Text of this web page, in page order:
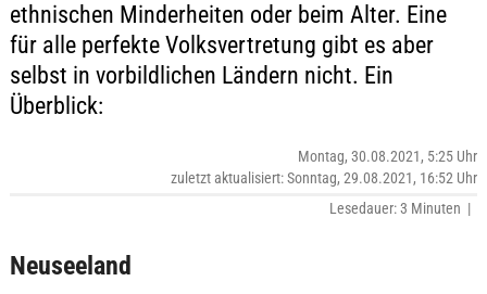
ethnischen Minderheiten oder beim Alter. Eine
für alle perfekte Volksvertretung gibt es aber
selbst in vorbildlichen Ländern nicht. Ein
Überblick:
Montag, 30.08.2021, 5:25 Uhr
zuletzt aktualisiert: Sonntag, 29.08.2021, 16:52 Uhr
Lesedauer: 3 Minuten |
Neuseeland